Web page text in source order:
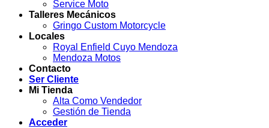
Service Moto
Talleres Mecánicos
Gringo Custom Motorcycle
Locales
Royal Enfield Cuyo Mendoza
Mendoza Motos
Contacto
Ser Cliente
Mi Tienda
Alta Como Vendedor
Gestión de Tienda
Acceder